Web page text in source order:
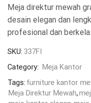
Meja direktur mewah
desain elegan dan
profesional dan
SKU: 337FI
Category: Meja Kantor
Tags: furniture kantor
Meja Direktur Mewah,